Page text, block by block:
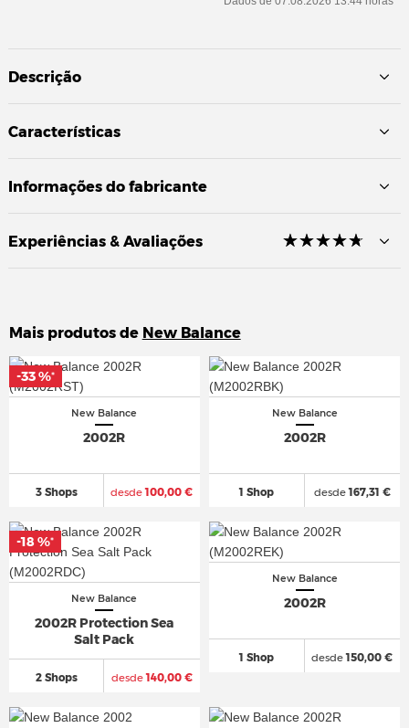
Descrição
Características
Informações do fabricante
Experiências & Avaliações ☆☆☆☆☆
★★★★★
Mais produtos de New Balance
New Balance
2002R
3 Shops desde100,00 €
-33 %*
-33 %*
New Balance
2002R
1 Shop desde167,31 €
New Balance
2002R Protection Sea
Salt Pack
2 Shops desde140,00 €
-18 %*
-18 %*
New Balance
2002R
1 Shop desde150,00 €